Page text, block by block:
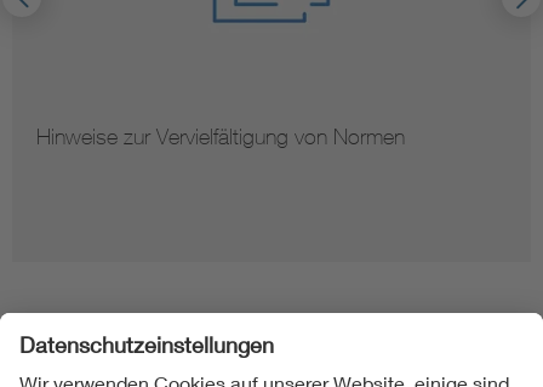
Hinweise zur Vervielfältigung von Normen